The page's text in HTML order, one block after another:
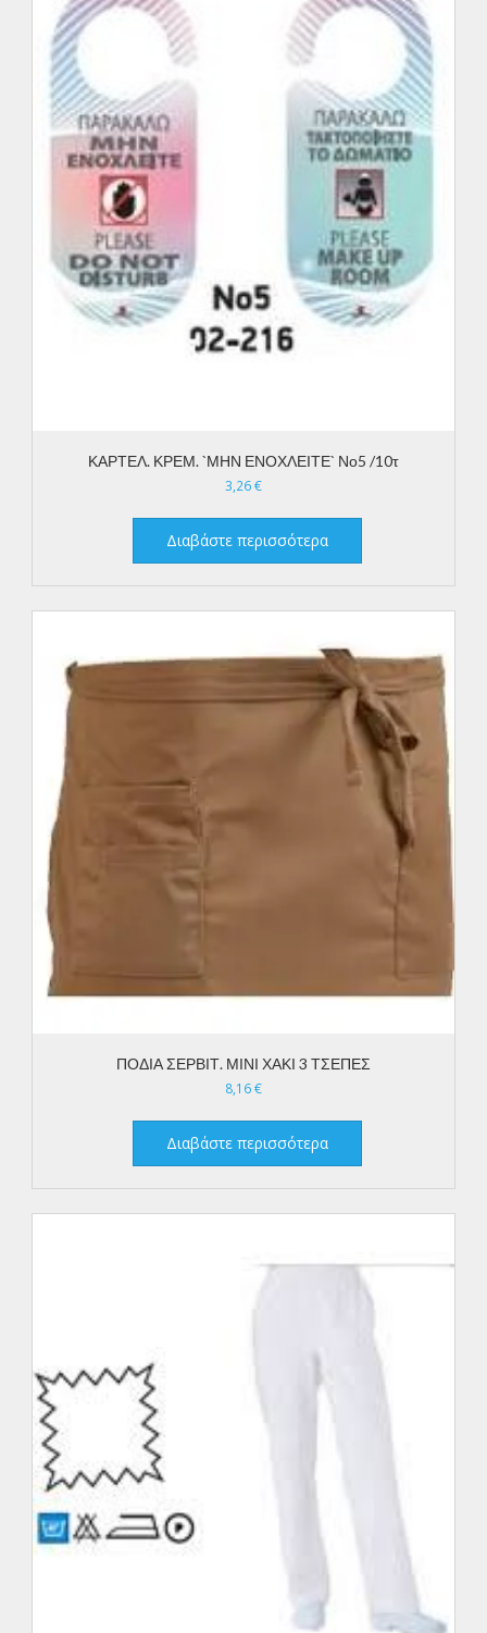
ΚΑΡΤΕΛ. ΚΡΕΜ. `ΜΗΝ ΕΝΟΧΛΕΙΤΕ` Νο5 /10τ
3,26€
Διαβάστε περισσότερα
ΠΟΔΙΑ ΣΕΡΒΙΤ. ΜΙΝΙ ΧΑΚΙ 3 ΤΣΕΠΕΣ
8,16€
Διαβάστε περισσότερα